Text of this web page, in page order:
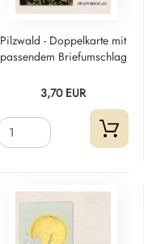
Pilzwald - Doppelkarte mit
passendem Briefumschlag
3,70 EUR